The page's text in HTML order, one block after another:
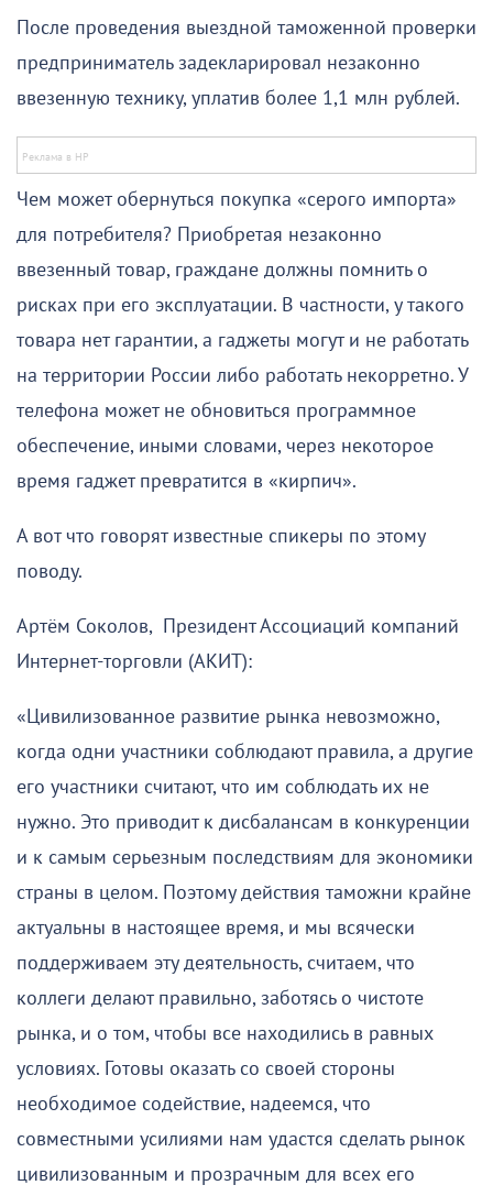
После проведения выездной таможенной проверки
предприниматель задекларировал незаконно
ввезенную технику, уплатив более 1,1 млн рублей.
Чем может обернуться покупка «серого импорта»
для потребителя? Приобретая незаконно
ввезенный товар, граждане должны помнить о
рисках при его эксплуатации. В частности, у такого
товара нет гарантии, а гаджеты могут и не работать
на территории России либо работать некорретно. У
телефона может не обновиться программное
обеспечение, иными словами, через некоторое
время гаджет превратится в «кирпич».
А вот что говорят известные спикеры по этому
поводу.
Артём Соколов, Президент Ассоциаций компаний
Интернет-торговли (АКИТ):
«Цивилизованное развитие рынка невозможно,
когда одни участники соблюдают правила, а другие
его участники считают, что им соблюдать их не
нужно. Это приводит к дисбалансам в конкуренции
и к самым серьезным последствиям для экономики
страны в целом. Поэтому действия таможни крайне
актуальны в настоящее время, и мы всячески
поддерживаем эту деятельность, считаем, что
коллеги делают правильно, заботясь о чистоте
рынка, и о том, чтобы все находились в равных
условиях. Готовы оказать со своей стороны
необходимое содействие, надеемся, что
совместными усилиями нам удастся сделать рынок
цивилизованным и прозрачным для всех его